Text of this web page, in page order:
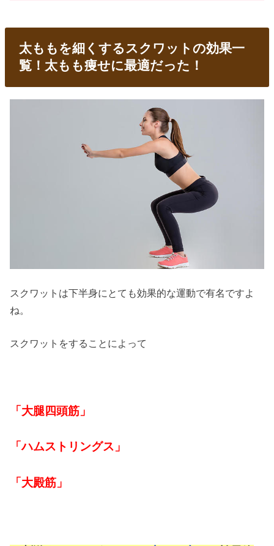
太ももを細くするスクワットの効果一
覧！太もも痩せに最適だった！
スクワットは下半身にとても効果的な運動で有名ですよ
ね。
スクワットをすることによって
「大腿四頭筋」
「ハムストリングス」
「大殿筋」